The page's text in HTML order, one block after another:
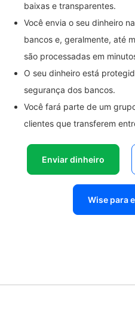
baixas e transparentes.
Você envia o seu dinheiro
bancos e, geralmente, até
são processadas em
O seu dinheiro está
segurança dos bancos.
Você fará parte de um
clientes que transferem
Enviar dinheiro
Wise para